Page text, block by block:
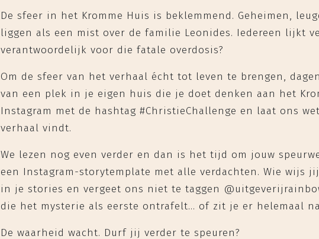
De sfeer in het Kromme Huis is beklemmend. Geheimen,
liggen als een mist over de familie Leonides. Iedereen lijkt
verantwoordelijk voor die fatale overdosis?
Om de sfeer van het verhaal écht tot leven te brengen,
van een plek in je eigen huis die je doet denken aan het
Instagram met de hashtag #ChristieChallenge en laat ons
verhaal vindt.
We lezen nog even verder en dan is het tijd om jouw
een Instagram-storytemplate met alle verdachten. Wie wijs
in je stories en vergeet ons niet te taggen
die het mysterie als eerste ontrafelt… of zit je er helemaal
De waarheid wacht. Durf jij verder te speuren?